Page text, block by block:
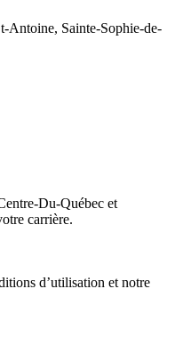
Antoine, Sainte-Sophie-de-
Du-Québec et
carrière.
d’utilisation et notre